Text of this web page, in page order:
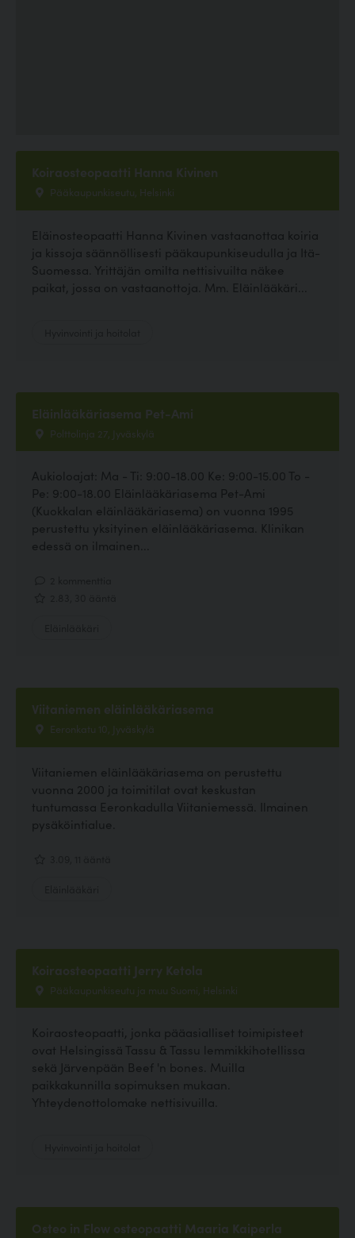
Koiraosteopaatti Hanna Kivinen
Pääkaupunkiseutu, Helsinki
Eläinosteopaatti Hanna Kivinen vastaanottaa koiria
ja kissoja säännöllisesti pääkaupunkiseudulla ja Itä-
Suomessa. Yrittäjän omilta nettisivuilta näkee
paikat, jossa on vastaanottoja. Mm. Eläinlääkäri...
Eläinlääkäriasema Pet-Ami
Polttolinja 27, Jyväskylä
Aukioloajat: Ma - Ti: 9:00-18.00 Ke: 9:00-15.00 To -
Pe: 9:00-18.00 Eläinlääkäriasema Pet-Ami
(Kuokkalan eläinlääkäriasema) on vuonna 1995
perustettu yksityinen eläinlääkäriasema. Klinikan
edessä on ilmainen...
Viitaniemen eläinlääkäriasema
Eeronkatu 10, Jyväskylä
Viitaniemen eläinlääkäriasema on perustettu
vuonna 2000 ja toimitilat ovat keskustan
tuntumassa Eeronkadulla Viitaniemessä. Ilmainen
pysäköintialue.
Koiraosteopaatti Jerry Ketola
Pääkaupunkiseutu ja muu Suomi, Helsinki
Koiraosteopaatti, jonka pääasialliset toimipisteet
ovat Helsingissä Tassu & Tassu lemmikkihotellissa
sekä Järvenpään Beef 'n bones. Muilla
paikkakunnilla sopimuksen mukaan.
Yhteydenottolomake nettisivuilla.
Osteo in Flow osteopaatti Maaria Kaiperla